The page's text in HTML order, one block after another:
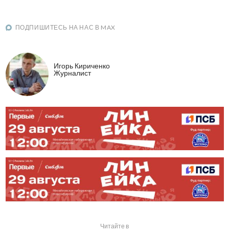
ПОДПИШИТЕСЬ НА НАС В MAX
Игорь Кириченко
Журналист
Читайте в